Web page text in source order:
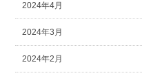
2024年4月
2024年3月
2024年2月